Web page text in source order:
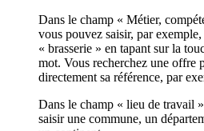
Dans le champ « Métier,
vous pouvez saisir, par
« brasserie » en tapant sur la
mot. Vous recherchez une offre
directement sa référence, par
Dans le champ « lieu de travail
saisir une commune, un